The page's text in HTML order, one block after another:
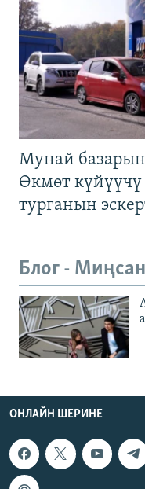
Мунай
Өкмөт
турганын
Блог -
ОНЛАЙН ШЕРИНЕ